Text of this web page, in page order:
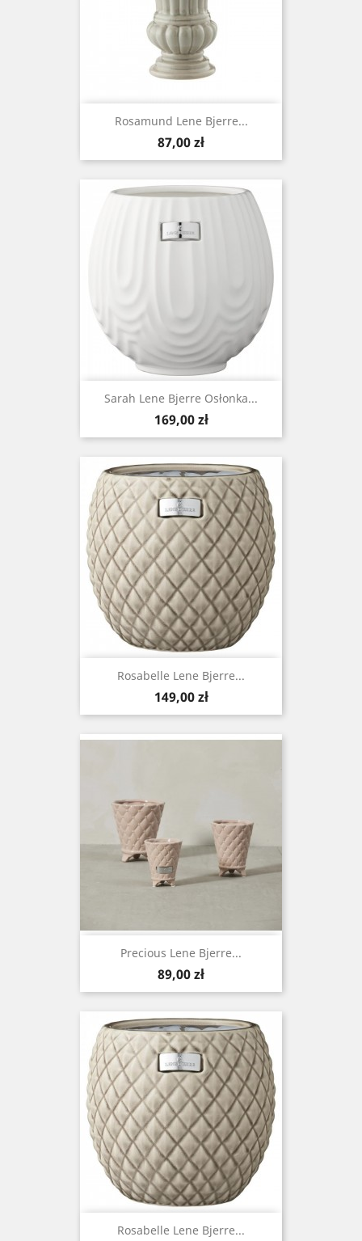
Rosamund Lene Bjerre...
Cena
87,00 zł
Sarah Lene Bjerre Osłonka...
Cena
169,00 zł
Rosabelle Lene Bjerre...
Cena
149,00 zł
Precious Lene Bjerre...
Cena
89,00 zł
Rosabelle Lene Bjerre...